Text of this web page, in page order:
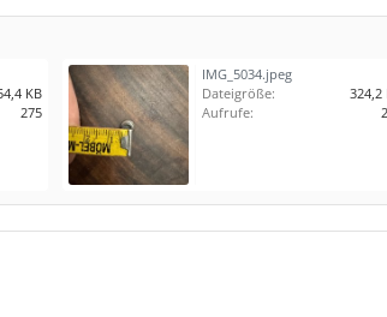
KB
275
IMG_5034.jpeg
Dateigröße:
324,2
Aufrufe: